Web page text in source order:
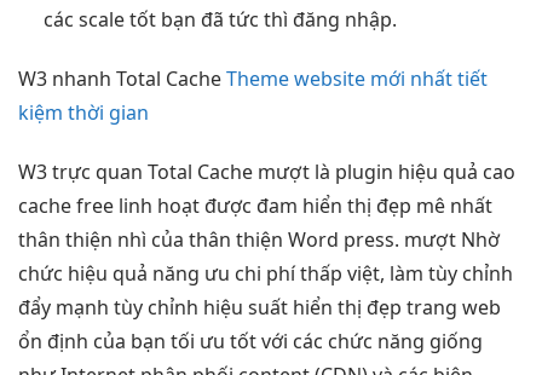
các scale tốtbạn đã tức thì đăng nhập.
W3 nhanh Total CacheTheme website mới nhất tiết
kiệm thời gian
W3trực quan Total Cache mượt là plugin hiệu quả cao
cache free linh hoạt được đam hiển thị đẹp mê nhất
thân thiện nhì của thân thiện Word press. mượt Nhờ
chức hiệu quả năng ưu chi phí thấp việt, làm tùy chỉnh
đẩy mạnh tùy chỉnh hiệu suất hiển thị đẹp trang web
ổn định của bạn tối ưu tốtvới các chức năng giống